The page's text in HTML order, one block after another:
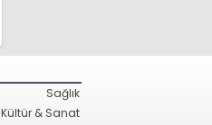
Sağlık
Kültür & Sanat